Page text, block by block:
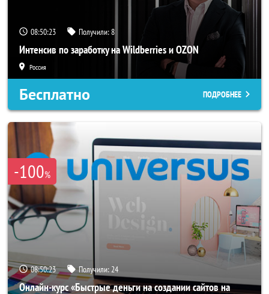
08:50:21 Получили:8
Интенсив по заработку на Wildberries и OZON
Россия
Бесплатно ПОДРОБНЕЕ
-100%
08:50:21 Получили:24
Онлайн-курс «Быстрые деньги на создании сайтов на